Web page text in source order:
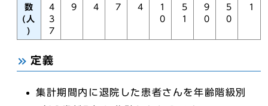
数
(人
)
4
3
7
9
4
7
4
1
0
5
1
9
0
5
0
1
定義
集計期間内に退院した患者さんを年齢階級別